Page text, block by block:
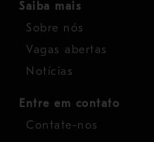
Saiba mais
Sobre nós
Vagas abertas
Notícias
Entre em contato
Contate-nos